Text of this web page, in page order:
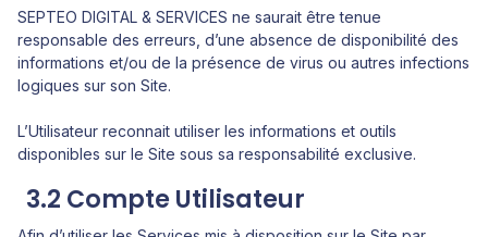
SEPTEO DIGITAL & SERVICES ne saurait être tenue
responsable des erreurs, d’une absence de disponibilité des
informations et/ou de la présence de virus ou autres infections
logiques sur son Site.
L’Utilisateur reconnait utiliser les informations et outils
disponibles sur le Site sous sa responsabilité exclusive.
3.2 Compte Utilisateur